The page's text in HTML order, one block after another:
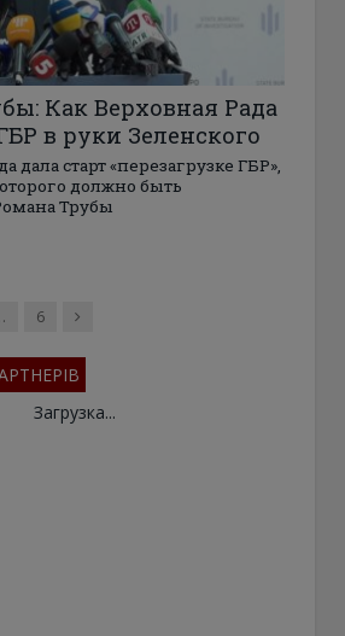
Как Верховная Рада
в руки Зеленского
дала старт «перезагрузке ГБР»,
должно быть
Трубы
6 Next
Загрузка...